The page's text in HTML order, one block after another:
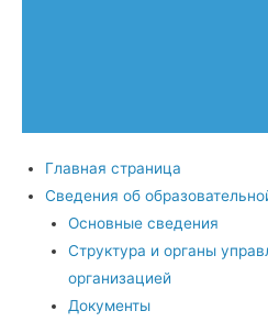
Главная страница
Сведения об
Основные сведения
Структура и органы
организацией
Документы